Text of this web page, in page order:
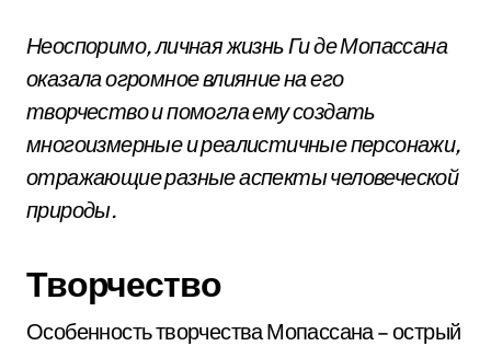
Неоспоримо, личная жизнь Ги де Мопассана
оказала огромное влияние на его
творчество и помогла ему создать
многоизмерные и реалистичные персонажи,
отражающие разные аспекты человеческой
природы.
Творчество
Особенность творчества Мопассана – острый